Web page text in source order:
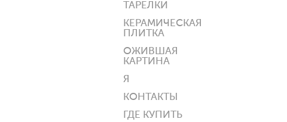
ТАРЕЛКИ
КЕРАМИЧЕСКАЯ
ПЛИТКА
ОЖИВШАЯ
КАРТИНА
Я
КОНТАКТЫ
ГДЕ КУПИТЬ